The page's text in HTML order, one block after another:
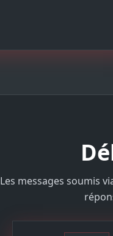
Les messages soumis